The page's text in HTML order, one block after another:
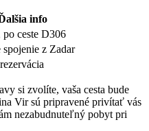
info
po ceste D306
spojenie z Zadar
si zvolíte, vaša cesta bude
Vir sú pripravené privítať vás
nezabudnuteľný pobyt pri